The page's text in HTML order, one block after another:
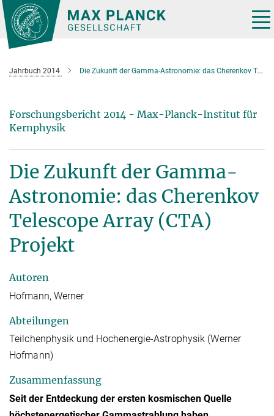
Hauptinhalt
Jahrbuch 2014 Die Zukunft der Gamma-Astronomie: das Cherenkov Telescope Array (CTA) Projekt
Forschungsbericht 2014 - Max-Planck-Institut für
Kernphysik
Die Zukunft der Gamma-
Astronomie: das Cherenkov
Telescope Array (CTA)
Projekt
Autoren
Hofmann, Werner
Abteilungen
Teilchenphysik und Hochenergie-Astrophysik (Werner
Hofmann)
Zusammenfassung
Seit der Entdeckung der ersten kosmischen Quelle